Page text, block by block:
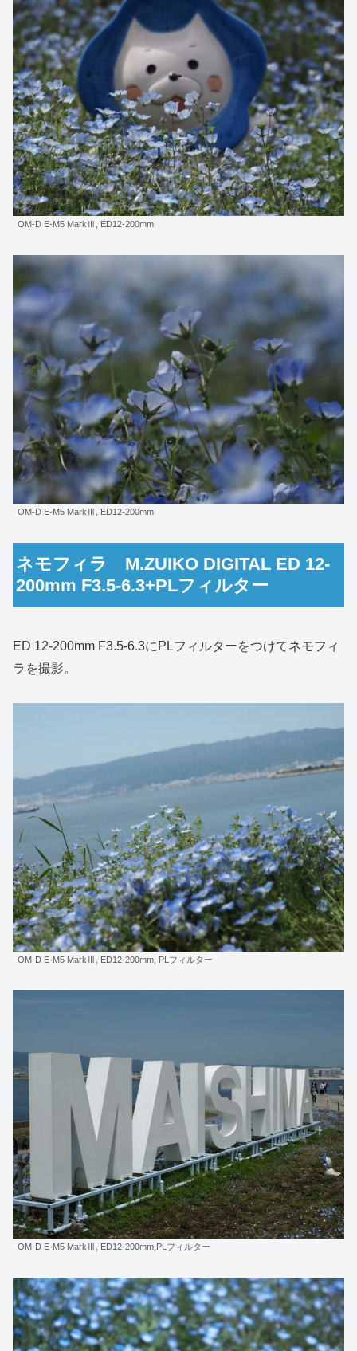
OM-D E-M5 MarkⅢ, ED12-200mm
OM-D E-M5 MarkⅢ, ED12-200mm
ネモフィラ M.ZUIKO DIGITAL ED 12-
200mm F3.5-6.3+PLフィルター
ED 12-200mm F3.5-6.3にPLフィルターをつけてネモフィ
ラを撮影。
OM-D E-M5 MarkⅢ, ED12-200mm, PLフィルター
OM-D E-M5 MarkⅢ, ED12-200mm,PLフィルター